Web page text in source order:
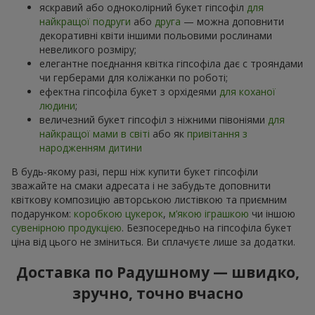
яскравий або одноколірний букет гіпсофіл для
найкращої подруги або друга — можна доповнити
декоративні квіти іншими польовими рослинами
невеликого розміру;
елегантне поєднання квітка гіпсофіла дає с трояндами
чи герберами для коліжанки по роботі;
ефектна гіпсофіла букет з орхідеями для коханої
людини;
величезний букет гіпсофіл з ніжними півоніями для
найкращої мами в світі або як привітання з
народженням дитини
В будь-якому разі, перш ніж купити букет гіпсофіли
зважайте на смаки адресата і не забудьте доповнити
квіткову композицію авторською листівкою та приємним
подарунком: коробкою цукерок, м’якою іграшкою чи іншою
сувенірною продукцією. Безпосередньо на гіпсофіла букет
ціна від цього не зміниться. Ви сплачуєте лише за додатки.
Доставка по Радушному — швидко,
зручно, точно вчасно